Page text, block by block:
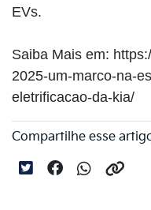
EVs.
Saiba Mais em:
2025-um-marco-na-
eletrificacao-da-kia/
Compartilhe esse